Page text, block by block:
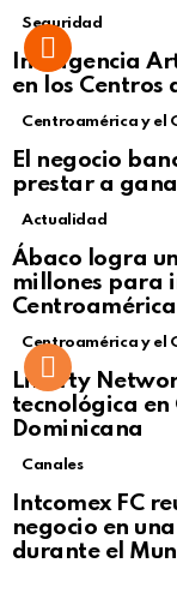
Seguridad
Inteligencia
en los Centros
Centroamérica y el
El negocio
prestar a
Actualidad
Ábaco logra
millones para
Centroamérica
Centroamérica y el
Liberty
tecnológica en
Dominicana
Canales
Intcomex FC
negocio en
durante el